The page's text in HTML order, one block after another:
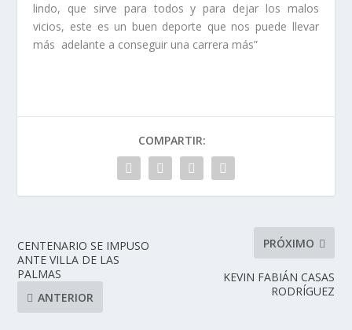
lindo, que sirve para todos y para dejar los malos
vicios, este es un buen deporte que nos puede llevar
más adelante a conseguir una carrera más”
COMPARTIR:
CENTENARIO SE IMPUSO
ANTE VILLA DE LAS
PALMAS
ANTERIOR
PRÓXIMO
KEVIN FABIÁN CASAS
RODRÍGUEZ